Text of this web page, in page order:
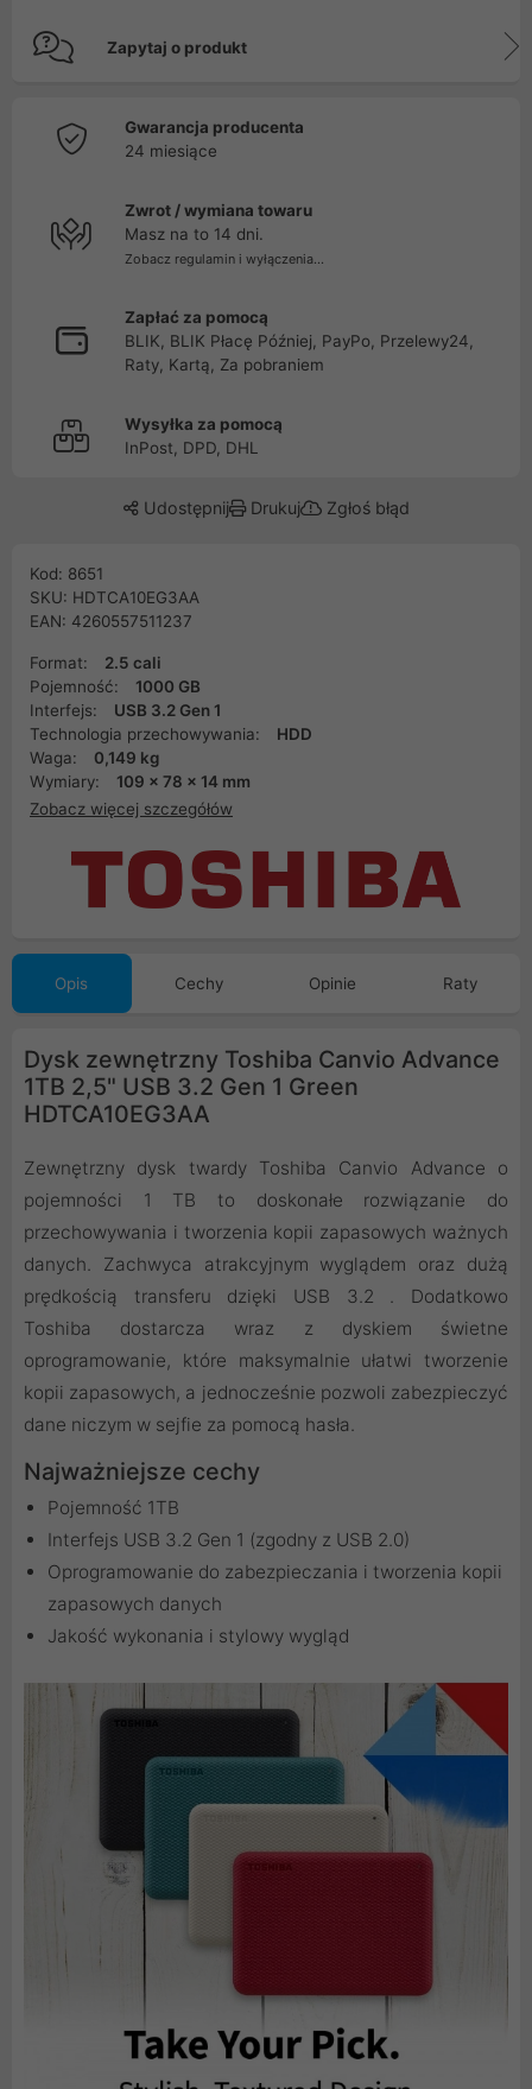
Zapytaj o produkt
Gwarancja producenta
24 miesiące
Zwrot / wymiana towaru
Masz na to 14 dni.
Zobacz regulamin i wyłączenia...
Zapłać za pomocą
BLIK, BLIK Płacę Później, PayPo, Przelewy24,
Raty, Kartą, Za pobraniem
Wysyłka za pomocą
InPost, DPD, DHL
Udostępnij Drukuj Zgłoś błąd
Kod: 8651
SKU: HDTCA10EG3AA
EAN: 4260557511237
Format:
2.5 cali
Pojemność:
1000 GB
Interfejs:
USB 3.2 Gen 1
Technologia przechowywania:
HDD
Waga:
0,149 kg
Wymiary:
109 x 78 x 14 mm
Zobacz więcej szczegółów
Opis Cechy Opinie Raty
Dysk zewnętrzny Toshiba Canvio Advance
1TB 2,5" USB 3.2 Gen 1 Green
HDTCA10EG3AA
Zewnętrzny dysk twardy Toshiba Canvio Advance o
pojemności 1 TB to doskonałe rozwiązanie do
przechowywania i tworzenia kopii zapasowych ważnych
danych. Zachwyca atrakcyjnym wyglądem oraz dużą
prędkością transferu dzięki USB 3.2 . Dodatkowo
Toshiba dostarcza wraz z dyskiem świetne
oprogramowanie, które maksymalnie ułatwi tworzenie
kopii zapasowych, a jednocześnie pozwoli zabezpieczyć
dane niczym w sejfie za pomocą hasła.
Najważniejsze cechy
Pojemność 1TB
Interfejs USB 3.2 Gen 1 (zgodny z USB 2.0)
Oprogramowanie do zabezpieczania i tworzenia kopii
zapasowych danych
Jakość wykonania i stylowy wygląd